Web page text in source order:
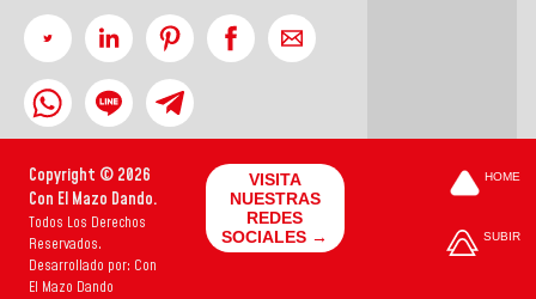
Copyright © 2026
Con El Mazo Dando.
Todos Los Derechos
Reservados.
Desarrollado por: Con
El Mazo Dando
VISITA
NUESTRAS
REDES
SOCIALES →
HOME
SUBIR